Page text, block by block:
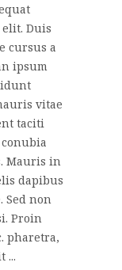
Duis
cursus a
ipsum
vitae
taciti
Mauris in
dapibus
Sed non
Proin
pharetra,
...